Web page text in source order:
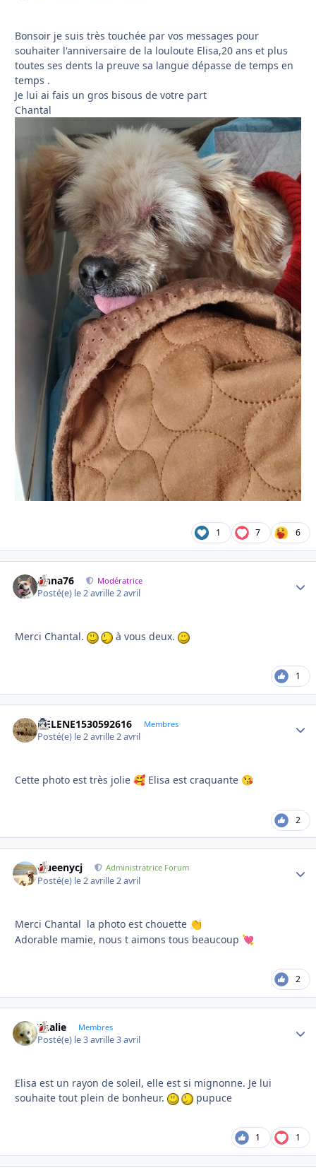
Bonsoir je suis très touchée par vos messages pour
souhaiter l'anniversaire de la louloute Elisa,20 ans et plus
toutes ses dents la preuve sa langue dépasse de temps en
temps .
Je lui ai fais un gros bisous de votre part
Chantal
1 7 6
Anna76 Modératrice
Posté(e) le 2 avrille 2 avril
Merci Chantal. à vous deux.
1
HELENE1530592616 Membres
Posté(e) le 2 avrille 2 avril
Cette photo est très jolie 🥰 Elisa est craquante 😘
2
Queenycj Administratrice Forum
Posté(e) le 2 avrille 2 avril
Merci Chantal la photo est chouette 👏
Adorable mamie, nous t aimons tous beaucoup 💘
2
Thalie Membres
Posté(e) le 3 avrille 3 avril
Elisa est un rayon de soleil, elle est si mignonne. Je lui
souhaite tout plein de bonheur.
pupuce
1 1